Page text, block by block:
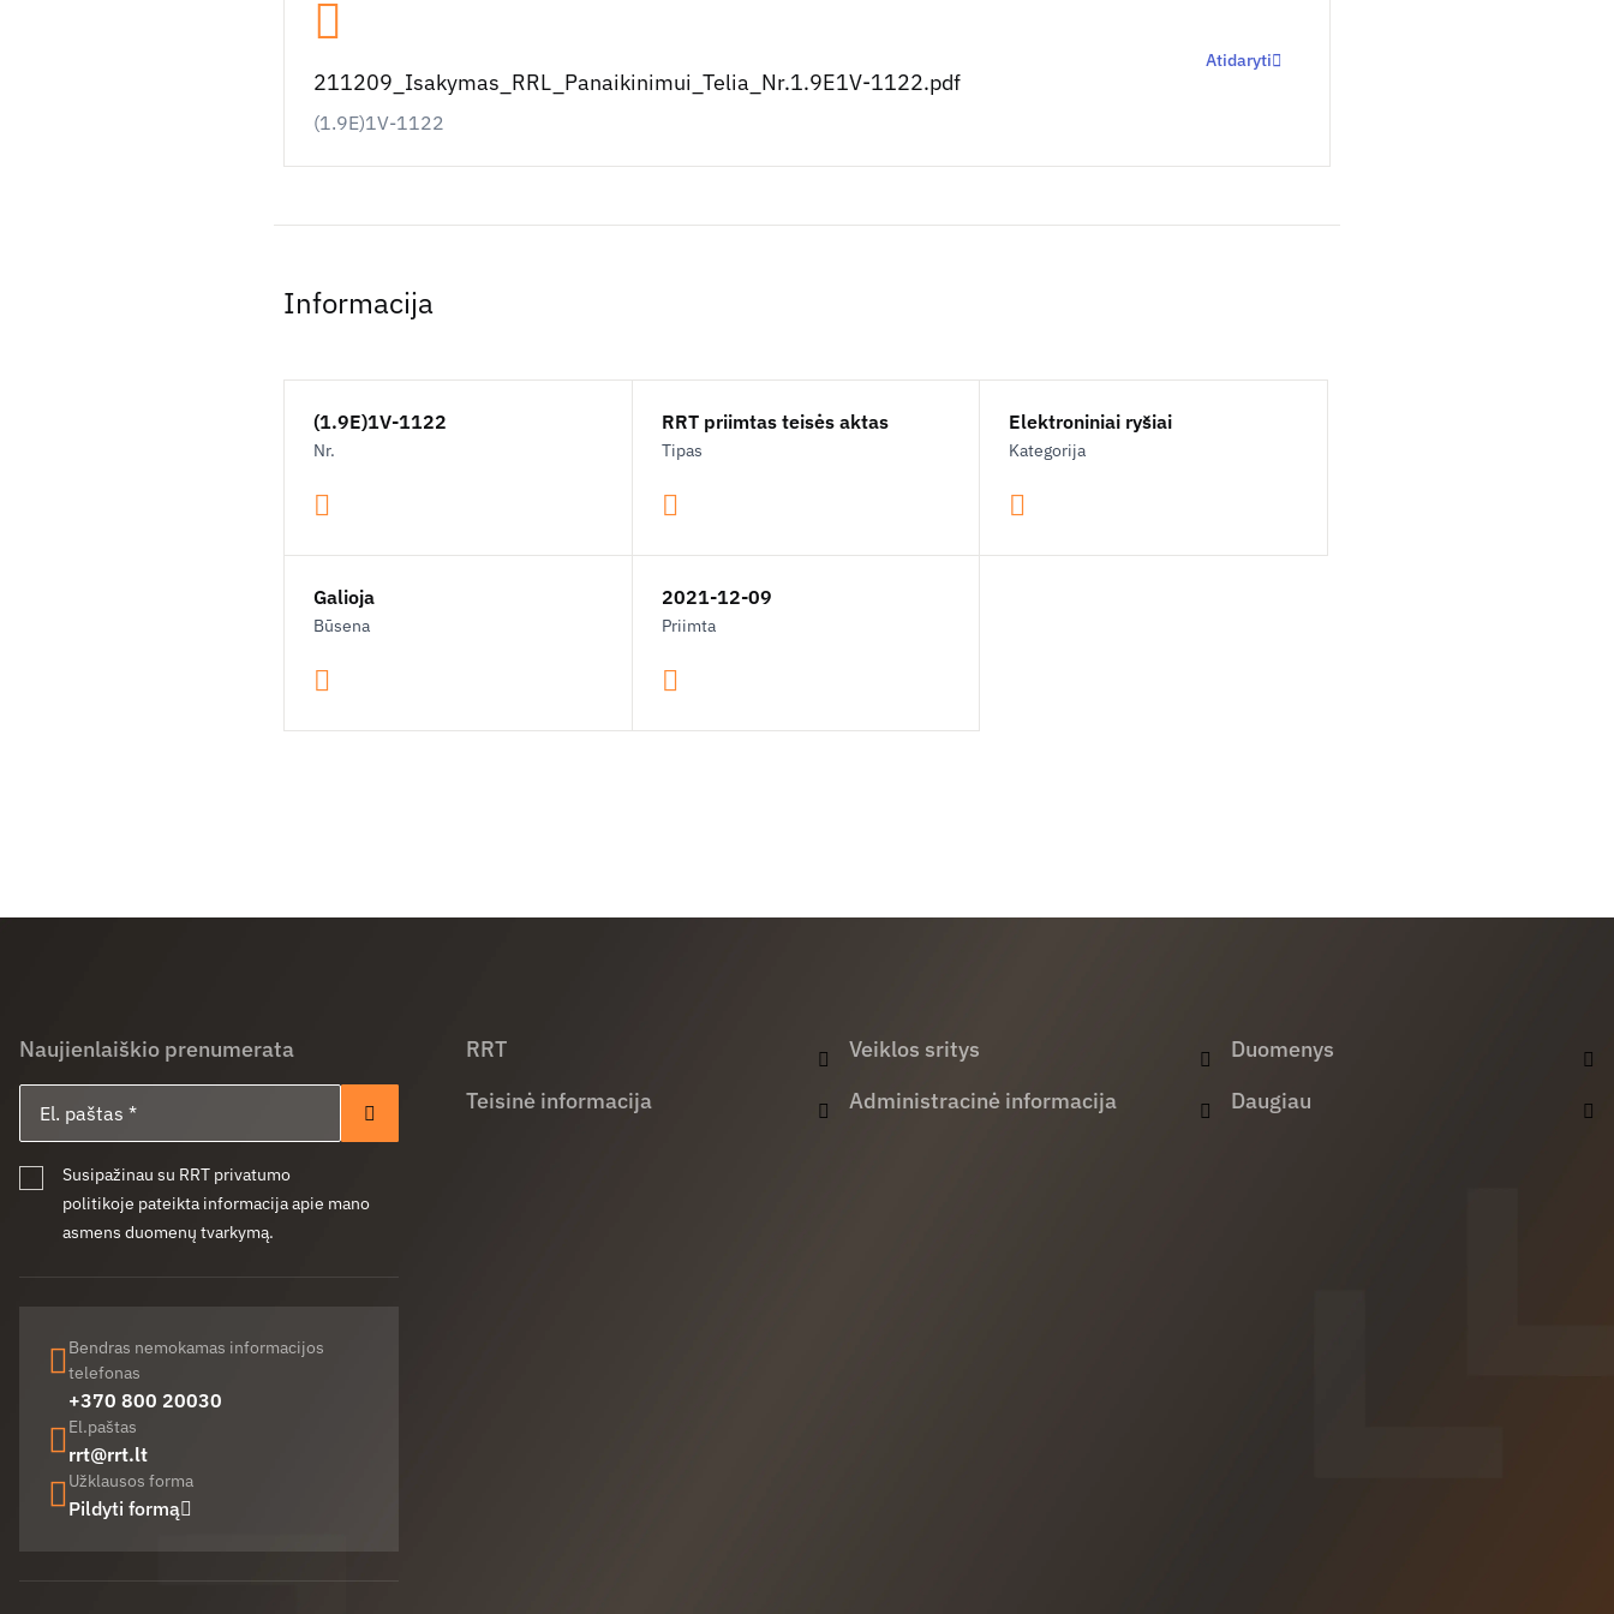
211209_Isakymas_RRL_Panaikinimui_Telia_Nr.1.9E1V-1122.pdf
(1.9E)1V-1122
Atidaryti
Informacija
(1.9E)1V-1122
Nr.
RRT priimtas teisės aktas
Tipas
Elektroniniai ryšiai
Kategorija
Galioja
Būsena
2021-12-09
Priimta
Naujienlaiškio prenumerata
Prenumeruoti
Susipažinau su RRT privatumo
politikoje pateikta informacija apie mano
asmens duomenų tvarkymą.
Bendras nemokamas informacijos
telefonas
+370 800 20030
El.paštas
rrt@rrt.lt
Užklausos forma
Pildyti formą
RRT
Teisinė informacija
Veiklos sritys
Administracinė informacija
Duomenys
Daugiau